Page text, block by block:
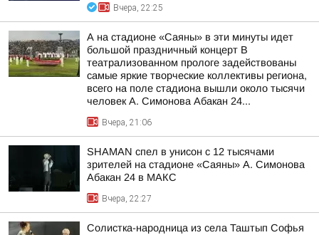
Вчера, 22:25
А на стадионе «Саяны» в эти минуты идет
большой праздничный концерт В
театрализованном прологе задействованы
самые яркие творческие коллективы региона,
всего на поле стадиона вышли около тысячи
человек А. Симонова Абакан 24...
Вчера, 21:06
SHAMAN спел в унисон с 12 тысячами
зрителей на стадионе «Саяны» А. Симонова
Абакан 24 в МАКС
Вчера, 22:27
Солистка-народница из села Таштып Софья